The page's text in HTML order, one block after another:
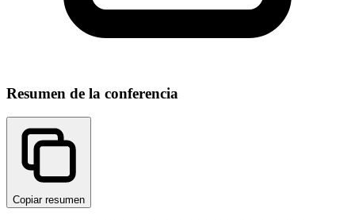
Resumen de la conferencia
Copiar resumen